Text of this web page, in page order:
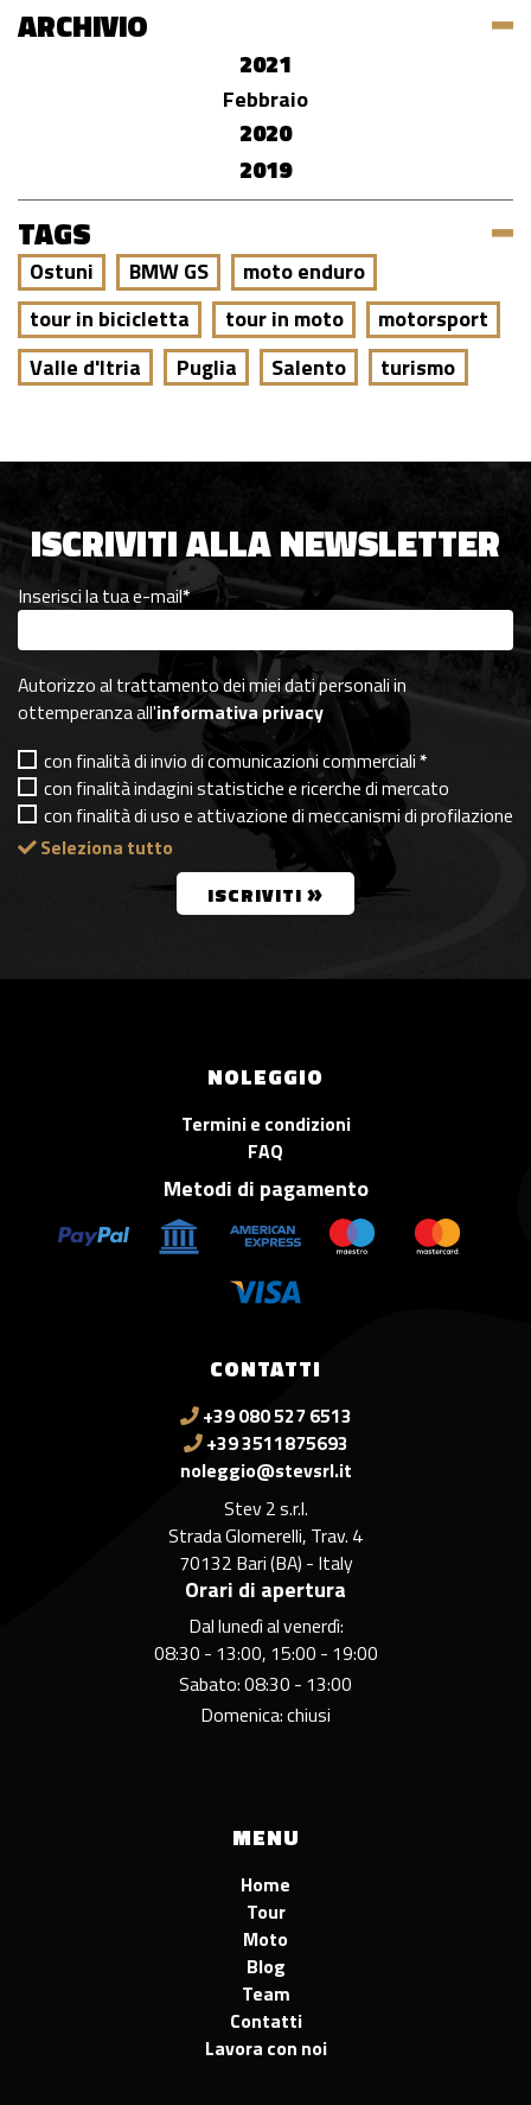
ARCHIVIO
2021
Febbraio
2020
2019
TAGS
Ostuni BMW GS
moto enduro
tour in bicicletta
tour in moto
motorsport
Valle d'Itria
Puglia Salento turismo
ISCRIVITI ALLA NEWSLETTER
Inserisci la tua e-mail*
Autorizzo al trattamento dei miei dati personali in
ottemperanza all'informativa privacy
con finalità di invio di comunicazioni commerciali*
con finalità indagini statistiche e ricerche di mercato
con finalità di uso e attivazione di meccanismi di profilazione
Seleziona tutto
ISCRIVITI »
CONTATTI
+39 080 527 6513
+39 3511875693
noleggio@stevsrl.it
Stev 2 s.r.l.
Strada Glomerelli, Trav. 4
70132 Bari (BA) - Italy
Orari di apertura
Dal lunedì al venerdì:
08:30 - 13:00, 15:00 - 19:00
Sabato: 08:30 - 13:00
Domenica: chiusi
NOLEGGIO
Termini e condizioni
FAQ
Metodi di pagamento
MENU
Home
Tour
Moto
Blog
Team
Contatti
Lavora con noi